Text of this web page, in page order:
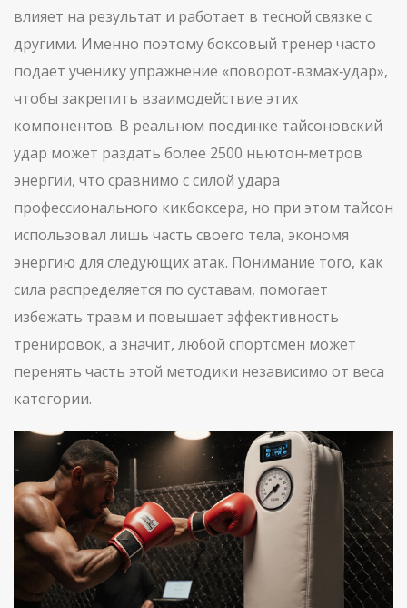
влияет на результат и работает в тесной связке с
другими. Именно поэтому боксовый тренер часто
подаёт ученику упражнение «поворот‑взмах‑удар»,
чтобы закрепить взаимодействие этих
компонентов. В реальном поединке тайсоновский
удар может раздать более 2500 ньютон‑метров
энергии, что сравнимо с силой удара
профессионального кикбоксера, но при этом тайсон
использовал лишь часть своего тела, экономя
энергию для следующих атак. Понимание того, как
сила распределяется по суставам, помогает
избежать травм и повышает эффективность
тренировок, а значит, любой спортсмен может
перенять часть этой методики независимо от веса
категории.